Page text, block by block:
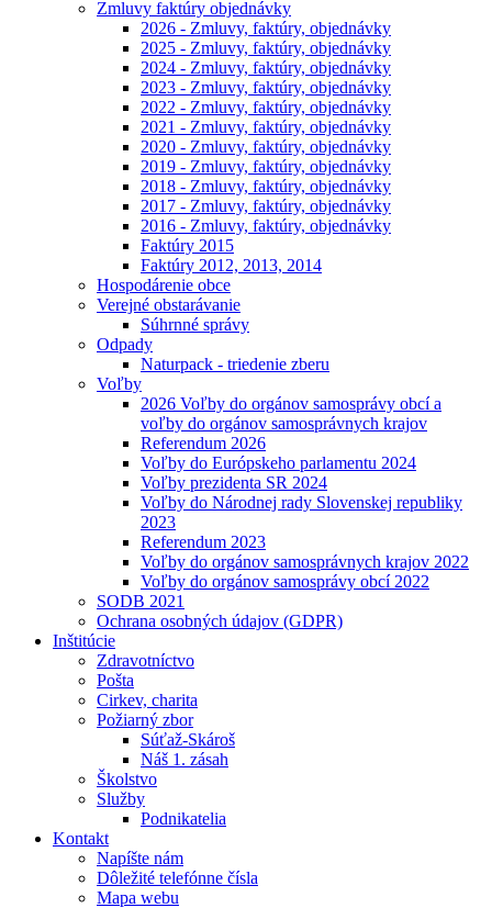
Zmluvy faktúry objednávky
2026 - Zmluvy, faktúry, objednávky
2025 - Zmluvy, faktúry, objednávky
2024 - Zmluvy, faktúry, objednávky
2023 - Zmluvy, faktúry, objednávky
2022 - Zmluvy, faktúry, objednávky
2021 - Zmluvy, faktúry, objednávky
2020 - Zmluvy, faktúry, objednávky
2019 - Zmluvy, faktúry, objednávky
2018 - Zmluvy, faktúry, objednávky
2017 - Zmluvy, faktúry, objednávky
2016 - Zmluvy, faktúry, objednávky
Faktúry 2015
Faktúry 2012, 2013, 2014
Hospodárenie obce
Verejné obstarávanie
Súhrnné správy
Odpady
Naturpack - triedenie zberu
Voľby
2026 Voľby do orgánov samosprávy obcí a
voľby do orgánov samosprávnych krajov
Referendum 2026
Voľby do Európskeho parlamentu 2024
Voľby prezidenta SR 2024
Voľby do Národnej rady Slovenskej republiky
2023
Referendum 2023
Voľby do orgánov samosprávnych krajov 2022
Voľby do orgánov samosprávy obcí 2022
SODB 2021
Ochrana osobných údajov (GDPR)
Inštitúcie
Zdravotníctvo
Pošta
Cirkev, charita
Požiarný zbor
Súťaž-Skároš
Náš 1. zásah
Školstvo
Služby
Podnikatelia
Kontakt
Napíšte nám
Dôležité telefónne čísla
Mapa webu